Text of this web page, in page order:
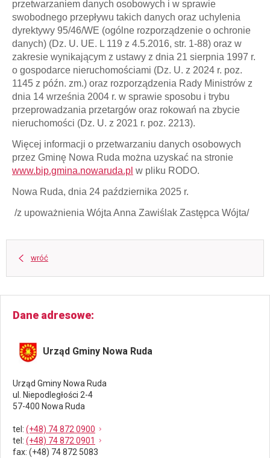
przetwarzaniem danych osobowych i w sprawie
swobodnego przepływu takich danych oraz uchylenia
dyrektywy 95/46/WE (ogólne rozporządzenie o ochronie
danych) (Dz. U. UE. L 119 z 4.5.2016, str. 1-88) oraz w
zakresie wynikającym z ustawy z dnia 21 sierpnia 1997 r.
o gospodarce nieruchomościami (Dz. U. z 2024 r. poz.
1145 z późn. zm.) oraz rozporządzenia Rady Ministrów z
dnia 14 września 2004 r. w sprawie sposobu i trybu
przeprowadzania przetargów oraz rokowań na zbycie
nieruchomości (Dz. U. z 2021 r. poz. 2213).
Więcej informacji o przetwarzaniu danych osobowych
przez Gminę Nowa Ruda można uzyskać na stronie
www.bip.gmina.nowaruda.pl w pliku RODO.
Nowa Ruda, dnia 24 października 2025 r.
/z upoważnienia Wójta Anna Zawiślak Zastępca Wójta/
wróć
Dane adresowe
Urząd Gminy Nowa Ruda
Urząd Gminy Nowa Ruda
ul. Niepodległości 2-4
57-400 Nowa Ruda
tel : (+48) 74 872 0900
tel : (+48) 74 872 0901
fax: (+48) 74 872 5083